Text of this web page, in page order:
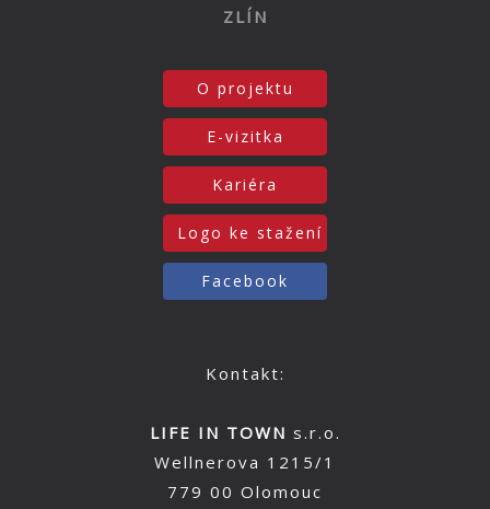
ZLÍN
O projektu
E-vizitka
Kariéra
Logo ke stažení
Facebook
Kontakt:
LIFE IN TOWN s.r.o.
Wellnerova 1215/1
779 00 Olomouc